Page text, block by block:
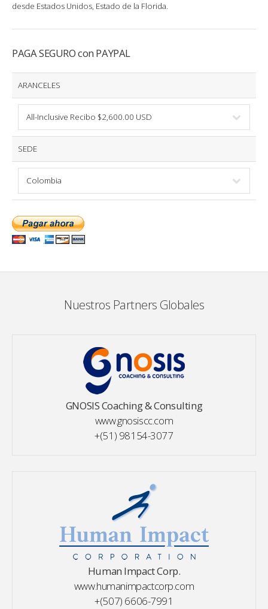
desde Estados Unidos, Estado de la Florida.
PAGA SEGURO con PAYPAL
ARANCELES
SEDE
Nuestros Partners Globales
GNOSIS Coaching & Consulting
www.gnosiscc.com
+(51) 98154-3077
Human Impact Corp.
www.humanimpactcorp.com
+(507) 6606-7991